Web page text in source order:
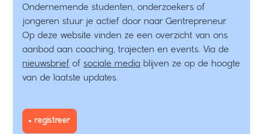
Ondernemende studenten, onderzoekers of
jongeren stuur je actief door naar Gentrepreneur.
Op deze website vinden ze een overzicht van ons
aanbod aan coaching, trajecten en events. Via de
nieuwsbrief ofsociale media blijven ze op de hoogte
van de laatste updates.
registreer